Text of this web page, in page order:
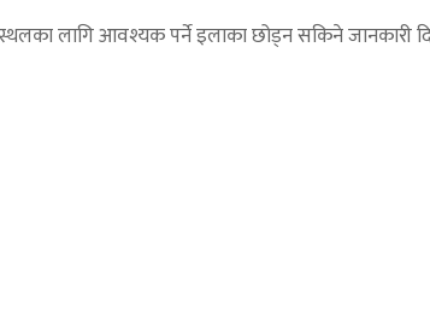
लागि आवश्यक पर्ने इलाका छोड्न सकिने